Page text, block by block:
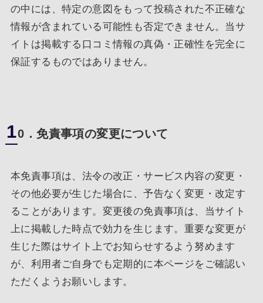
の中には、特定の意図をもって投稿された不正確な
情報が含まれている可能性も否定できません。当サ
イトは掲載する口コミ情報の真偽・正確性を完全に
保証するものではありません。
10．免責事項の変更について
本免責事項は、法令の改正・サービス内容の変更・
その他必要が生じた場合に、予告なく変更・改定す
ることがあります。変更後の免責事項は、当サイト
上に掲載した時点で効力を生じます。重要な変更が
生じた際はサイト上でお知らせするよう努めます
が、利用者ご自身でも定期的に本ページをご確認い
ただくようお願いします。